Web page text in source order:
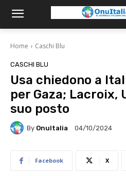
Home Caschi Blu
CASCHI BLU
Usa chiedono a
per Gaza; Lacroix,
suo posto
By OnuItalia 04/10/2024
Facebook X